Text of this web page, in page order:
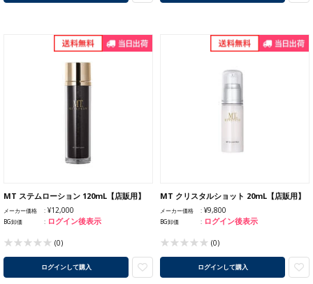
MT ステムローション 120mL【店販用】
メーカー価格 ¥12,000
BG卸価 ログイン後表示
(0)
ログインして購入
MT クリスタルショット 20mL【店販用】
メーカー価格 ¥9,800
BG卸価 ログイン後表示
(0)
ログインして購入